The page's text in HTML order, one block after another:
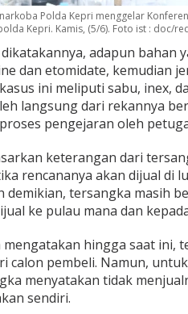
Polda Kepri menggelar
Kepri. Kamis, (5/6). Foto ist : doc/
adapun bahan
dan etomidate, kemudian
ini meliputi sabu, inex,
langsung dari rekannya
pengejaran oleh
keterangan dari
rencananya akan dijual di
demikian, tersangka masih
ke pulau mana dan
mengatakan hingga saat ini,
calon pembeli. Namun,
menyatakan tidak
sendiri.